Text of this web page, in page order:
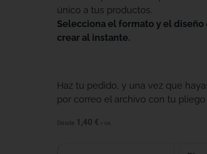
único a tus productos.
Selecciona el formato y el diseño
crear al instante.
Haz tu pedido, y una vez que
por correo el archivo con tu pliego
Desde 1,40 € + IVA